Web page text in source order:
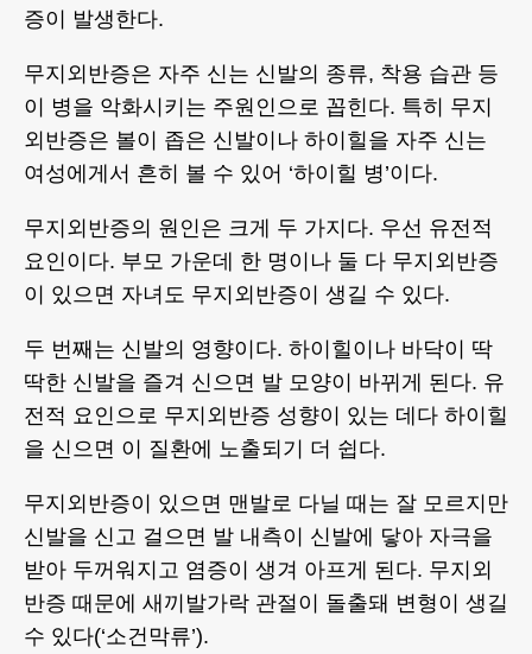
증이 발생한다.
무지외반증은 자주 신는 신발의 종류, 착용 습관 등
이 병을 악화시키는 주원인으로 꼽힌다. 특히 무지
외반증은 볼이 좁은 신발이나 하이힐을 자주 신는
여성에게서 흔히 볼 수 있어 ‘하이힐 병’이다.
무지외반증의 원인은 크게 두 가지다. 우선 유전적
요인이다. 부모 가운데 한 명이나 둘 다 무지외반증
이 있으면 자녀도 무지외반증이 생길 수 있다.
두 번째는 신발의 영향이다. 하이힐이나 바닥이 딱
딱한 신발을 즐겨 신으면 발 모양이 바뀌게 된다. 유
전적 요인으로 무지외반증 성향이 있는 데다 하이힐
을 신으면 이 질환에 노출되기 더 쉽다.
무지외반증이 있으면 맨발로 다닐 때는 잘 모르지만
신발을 신고 걸으면 발 내측이 신발에 닿아 자극을
받아 두꺼워지고 염증이 생겨 아프게 된다. 무지외
반증 때문에 새끼발가락 관절이 돌출돼 변형이 생길
수 있다(‘소건막류’).